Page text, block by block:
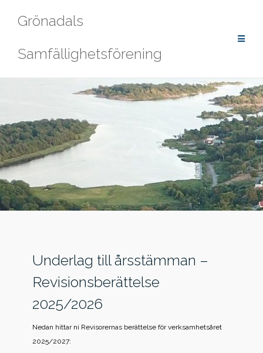
Grönadals
Samfällighetsförening
Underlag till årsstämman –
Revisionsberättelse
2025/2026
Nedan hittar ni Revisorernas berättelse för verksamhetsåret
2025/2027: